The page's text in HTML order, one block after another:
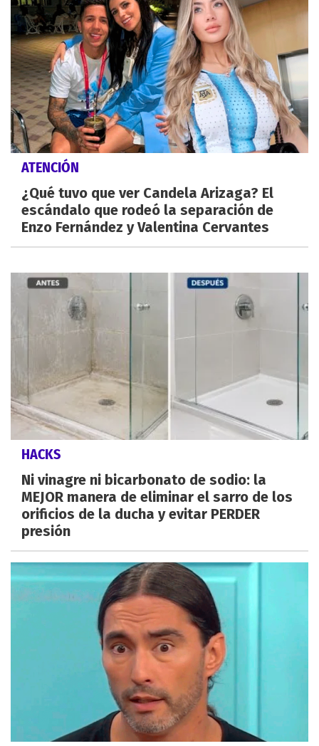
ATENCIÓN
¿Qué tuvo que ver Candela Arizaga? El
escándalo que rodeó la separación de
Enzo Fernández y Valentina Cervantes
HACKS
Ni vinagre ni bicarbonato de sodio: la
MEJOR manera de eliminar el sarro de los
orificios de la ducha y evitar PERDER
presión